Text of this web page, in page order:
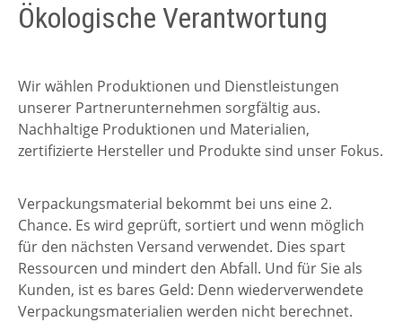
Ökologische Verantwortung
Wir wählen Produktionen und Dienstleistungen
unserer Partnerunternehmen sorgfältig aus.
Nachhaltige Produktionen und Materialien,
zertifizierte Hersteller und Produkte sind unser Fokus.
Verpackungsmaterial bekommt bei uns eine 2.
Chance. Es wird geprüft, sortiert und wenn möglich
für den nächsten Versand verwendet. Dies spart
Ressourcen und mindert den Abfall. Und für Sie als
Kunden, ist es bares Geld: Denn wiederverwendete
Verpackungsmaterialien werden nicht berechnet.